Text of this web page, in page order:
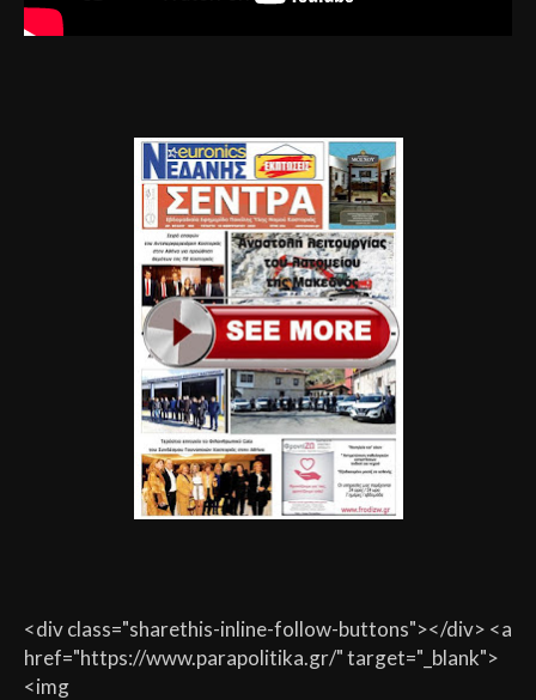
<div class="sharethis-inline-follow-buttons"></div> <a
href="https://www.parapolitika.gr/" target="_blank">
<img